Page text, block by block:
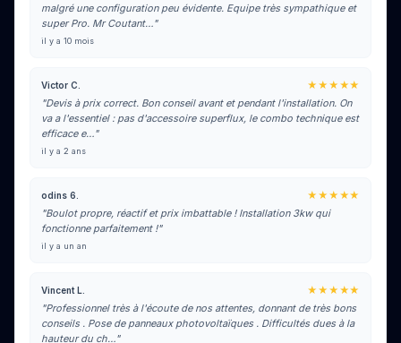
malgré une configuration peu évidente. Equipe très sympathique et
super Pro. Mr Coutant…"
il y a 10 mois
Victor C.
★★★★★
"Devis à prix correct. Bon conseil avant et pendant l'installation. On
va a l'essentiel : pas d'accessoire superflux, le combo technique est
efficace e…"
il y a 2 ans
odins 6.
★★★★★
"Boulot propre, réactif et prix imbattable ! Installation 3kw qui
fonctionne parfaitement !"
il y a un an
Vincent L.
★★★★★
"Professionnel très à l'écoute de nos attentes, donnant de très bons
conseils . Pose de panneaux photovoltaïques . Difficultés dues à la
hauteur du ch…"